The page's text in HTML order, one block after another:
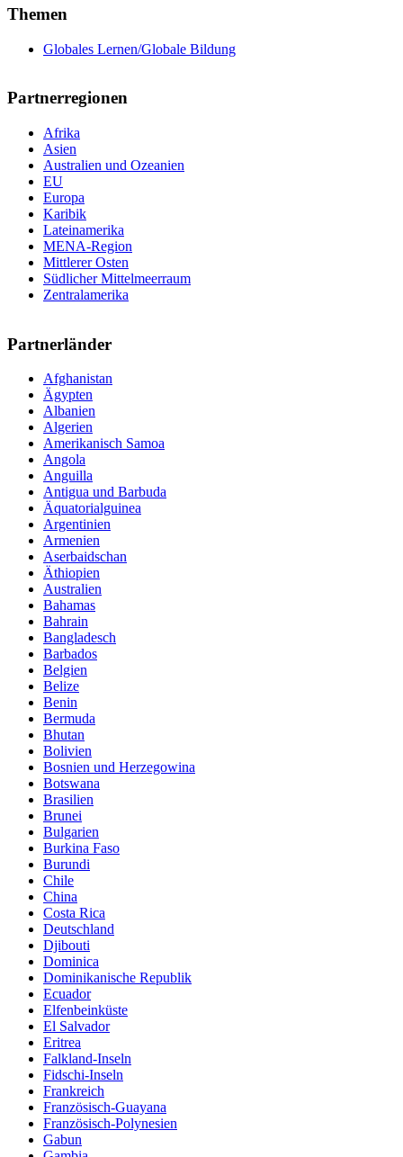
Themen
Globales Lernen/Globale Bildung
Partnerregionen
Afrika
Asien
Australien und Ozeanien
EU
Europa
Karibik
Lateinamerika
MENA-Region
Mittlerer Osten
Südlicher Mittelmeerraum
Zentralamerika
Partnerländer
Afghanistan
Ägypten
Albanien
Algerien
Amerikanisch Samoa
Angola
Anguilla
Antigua und Barbuda
Äquatorialguinea
Argentinien
Armenien
Aserbaidschan
Äthiopien
Australien
Bahamas
Bahrain
Bangladesch
Barbados
Belgien
Belize
Benin
Bermuda
Bhutan
Bolivien
Bosnien und Herzegowina
Botswana
Brasilien
Brunei
Bulgarien
Burkina Faso
Burundi
Chile
China
Costa Rica
Deutschland
Djibouti
Dominica
Dominikanische Republik
Ecuador
Elfenbeinküste
El Salvador
Eritrea
Falkland-Inseln
Fidschi-Inseln
Frankreich
Französisch-Guayana
Französisch-Polynesien
Gabun